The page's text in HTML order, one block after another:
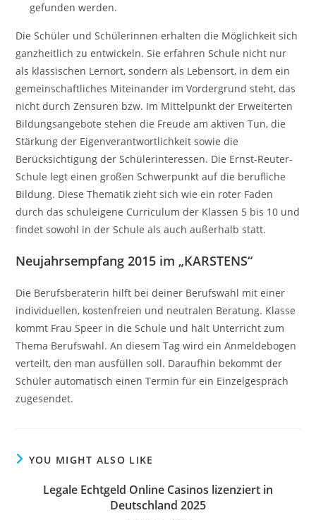
gefunden werden.
Die Schüler und Schülerinnen erhalten die Möglichkeit sich
ganzheitlich zu entwickeln. Sie erfahren Schule nicht nur
als klassischen Lernort, sondern als Lebensort, in dem ein
gemeinschaftliches Miteinander im Vordergrund steht, das
nicht durch Zensuren bzw. Im Mittelpunkt der Erweiterten
Bildungsangebote stehen die Freude am aktiven Tun, die
Stärkung der Eigenverantwortlichkeit sowie die
Berücksichtigung der Schülerinteressen. Die Ernst-Reuter-
Schule legt einen großen Schwerpunkt auf die berufliche
Bildung. Diese Thematik zieht sich wie ein roter Faden
durch das schuleigene Curriculum der Klassen 5 bis 10 und
findet sowohl in der Schule als auch außerhalb statt.
Neujahrsempfang 2015 im „KARSTENS“
Die Berufsberaterin hilft bei deiner Berufswahl mit einer
individuellen, kostenfreien und neutralen Beratung. Klasse
kommt Frau Speer in die Schule und hält Unterricht zum
Thema Berufswahl. An diesem Tag wird ein Anmeldebogen
verteilt, den man ausfüllen soll. Daraufhin bekommt der
Schüler automatisch einen Termin für ein Einzelgespräch
zugesendet.
YOU MIGHT ALSO LIKE
Legale Echtgeld Online Casinos lizenziert in
Deutschland 2025